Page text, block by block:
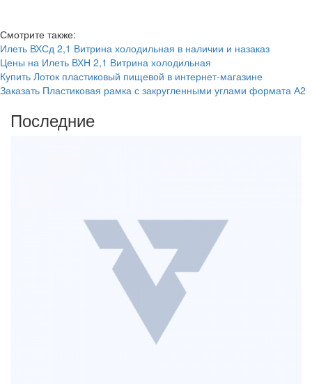
Смотрите также:
Илеть ВХСд 2,1 Витрина холодильная в наличии и назаказ
Цены на Илеть ВХН 2,1 Витрина холодильная
Купить Лоток пластиковый пищевой в интернет-магазине
Заказать Пластиковая рамка с закругленными углами формата А2
Последние